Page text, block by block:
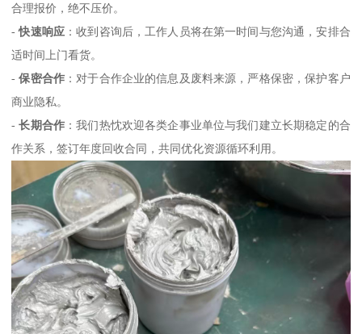
合理报价，绝不压价。
-快速响应 ：收到咨询后，工作人员将在第一时间与您沟通，安排合
适时间上门看货。
-保密合作 ：对于合作企业的信息及废料来源，严格保密，保护客户
商业隐私。
-长期合作 ：我们热忱欢迎各类企事业单位与我们建立长期稳定的合
作关系，签订年度回收合同，共同优化资源循环利用。